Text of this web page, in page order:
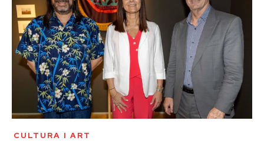
CULTURA I ART